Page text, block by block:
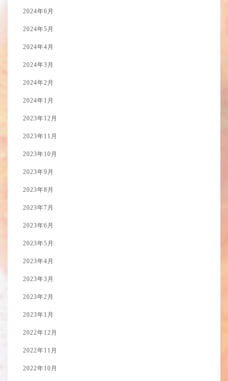
2024年6月
2024年5月
2024年4月
2024年3月
2024年2月
2024年1月
2023年12月
2023年11月
2023年10月
2023年9月
2023年8月
2023年7月
2023年6月
2023年5月
2023年4月
2023年3月
2023年2月
2023年1月
2022年12月
2022年11月
2022年10月